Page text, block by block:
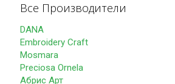
Все Производители
DANA
Embroidery Craft
Mosmara
Preciosa Ornela
Абрис Арт